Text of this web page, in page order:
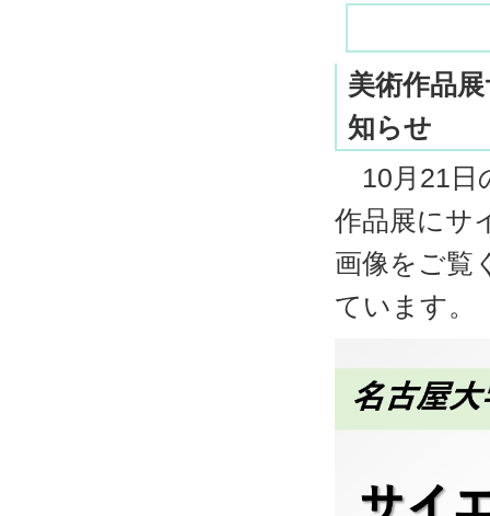
美術作品
知らせ
10月21日
作品展にサ
画像をご覧
ています。